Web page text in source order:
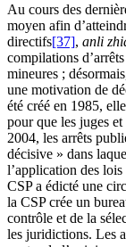
Au cours des
moyen afin
directifs[37], anli
compilations
mineures ;
une motivation de
été créé en 1985,
pour que les juges
2004, les arrêts
décisive » dans
l’application des
CSP a édicté une
la CSP crée un
contrôle et de la
les juridictions. Les